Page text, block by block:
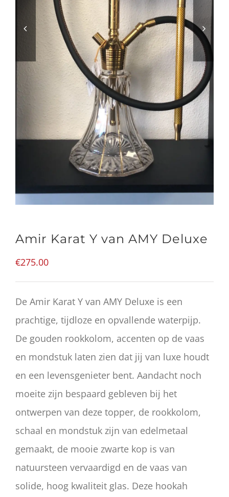
Amir Karat Y van AMY Deluxe
€275.00
De Amir Karat Y van AMY Deluxe is een
prachtige, tijdloze en opvallende waterpijp.
De gouden rookkolom, accenten op de vaas
en mondstuk laten zien dat jij van luxe houdt
en een levensgenieter bent. Aandacht noch
moeite zijn bespaard gebleven bij het
ontwerpen van deze topper, de rookkolom,
schaal en mondstuk zijn van edelmetaal
gemaakt, de mooie zwarte kop is van
natuursteen vervaardigd en de vaas van
solide, hoog kwaliteit glas. Deze hookah